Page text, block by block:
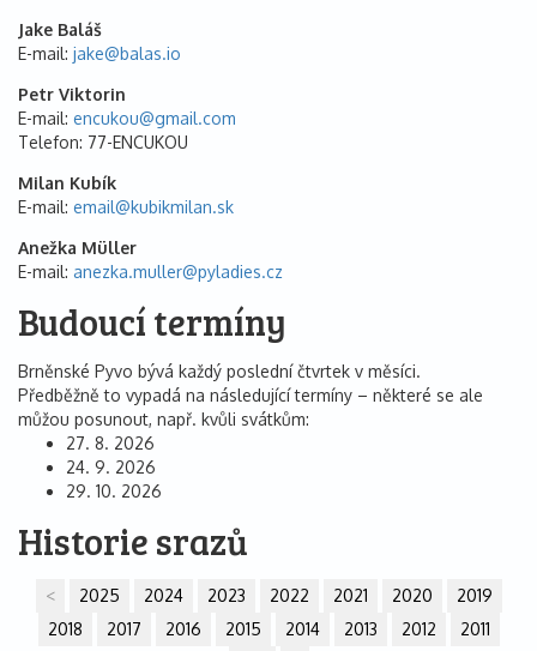
Jake Baláš
E-mail jake@balas.io
Petr Viktorin
E-mail encukou@gmail.com
Telefon 77-ENCUKOU
Milan Kubík
E-mail email@kubikmilan.sk
Anežka Müller
E-mail anezka.muller@pyladies.cz
Budoucí termíny
Brněnské Pyvo bývá každý poslední čtvrtek v měsíci.
Předběžně to vypadá na následující termíny – některé se ale
můžou posunout, např. kvůli svátkům:
27. 8. 2026
24. 9. 2026
29. 10. 2026
Historie srazů
< 2025 2024 2023 2022 2021 2020
2019
2018
2017 2016 2015 2014 2013 2012
2011